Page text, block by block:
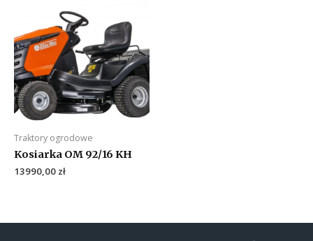
Traktory ogrodowe
Kosiarka OM 92/16 KH
13990,00 zł